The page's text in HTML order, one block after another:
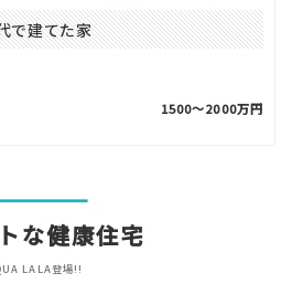
で建てた家
1500〜2000万円
な健康住宅
LALA登場!!